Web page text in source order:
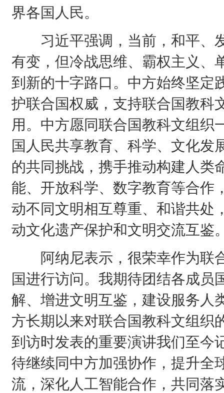
界各国人民。
习近平强调，当前，和平、
有变，但冷战思维、霸权主义、
到新的十字路口。中方始终坚定
护联合国权威，支持联合国教科
用。中方愿同联合国教科文组织
国人民共享教育、科学、文化发
的共同挑战，携手推动构建人类
能、开放科学、数字教育等合作
动不同文明相互尊重、和谐共处
动文化遗产保护和文明交流互鉴
阿纳尼表示，很荣幸作为联
国进行访问。我期待团结各成员
解、增进文明互鉴，建设服务人
方长期以来对联合国教科文组织
到访时发表的重要演讲我们至今
待继续同中方加强协作，提升全
流，深化人工智能合作，共同落